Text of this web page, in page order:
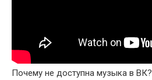
Почему не доступна музыка в ВК?